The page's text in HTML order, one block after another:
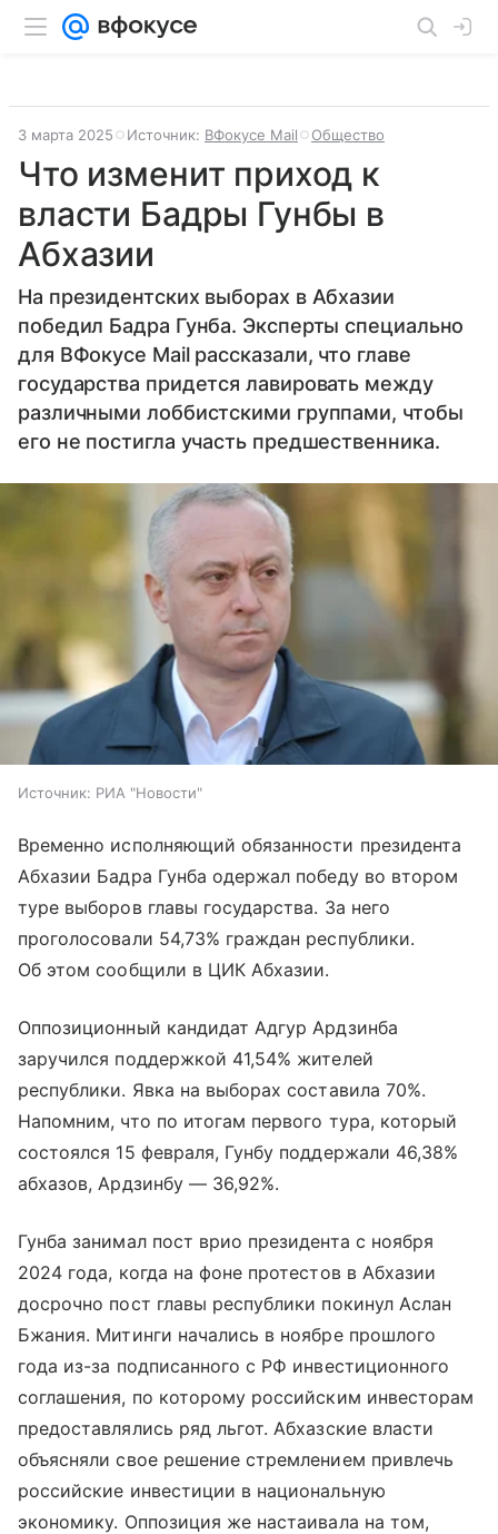
3 марта 2025 Источник: ВФокусе Mail Общество
Что изменит приход к
власти Бадры Гунбы в
Абхазии
На президентских выборах в Абхазии
победил Бадра Гунба. Эксперты специально
для ВФокусе Mail рассказали, что главе
государства придется лавировать между
различными лоббистскими группами, чтобы
его не постигла участь предшественника.
Источник: РИА "Новости"
Временно исполняющий обязанности президента
Абхазии Бадра Гунба одержал победу во втором
туре выборов главы государства. За него
проголосовали 54,73% граждан республики.
Об этом сообщили в ЦИК Абхазии.
Оппозиционный кандидат Адгур Ардзинба
заручился поддержкой 41,54% жителей
республики. Явка на выборах составила 70%.
Напомним, что по итогам первого тура, который
состоялся 15 февраля, Гунбу поддержали 46,38%
абхазов, Ардзинбу — 36,92%.
Гунба занимал пост врио президента с ноября
2024 года, когда на фоне протестов в Абхазии
досрочно пост главы республики покинул Аслан
Бжания. Митинги начались в ноябре прошлого
года из-за подписанного с РФ инвестиционного
соглашения, по которому российским инвесторам
предоставлялись ряд льгот. Абхазские власти
объясняли свое решение стремлением привлечь
российские инвестиции в национальную
экономику. Оппозиция же настаивала на том,